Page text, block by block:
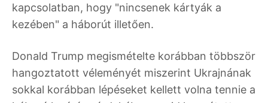
kapcsolatban, hogy "nincsenek kártyák a
kezében" a háborút illetően.
Donald Trump megismételte korábban többször
hangoztatott véleményét miszerint Ukrajnának
sokkal korábban lépéseket kellett volna tennie a